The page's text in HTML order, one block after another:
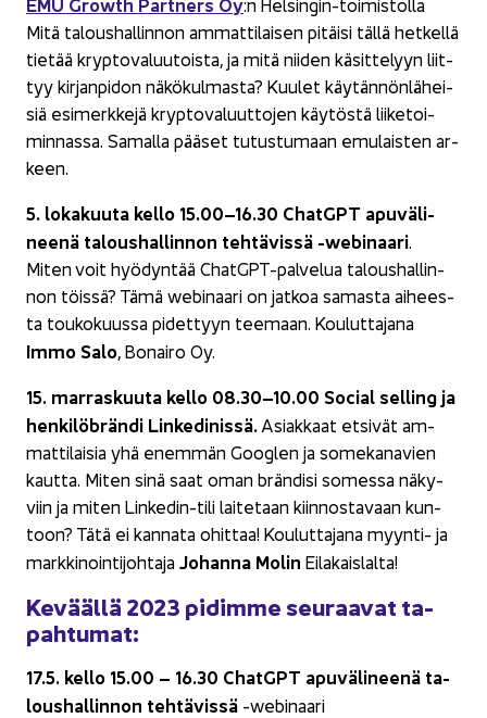
Mitä ta­lous­hal­lin­non am­mat­ti­lai­sen pi­täi­si tällä het­kel­lä
tie­tää kryp­to­va­luu­tois­ta, ja mitä nii­den kä­sit­te­lyyn liit­
tyy kir­jan­pi­don nä­kö­kul­mas­ta? Kuu­let käy­tän­nön­lä­hei­
siä esi­merk­ke­jä kryp­to­va­luut­to­jen käy­tös­tä lii­ke­toi­
min­nas­sa. Sa­mal­la pää­set tu­tus­tu­maan emu­lais­ten ar­
keen.
5. lo­ka­kuu­ta kello 15.00–16.30 ChatGPT apu­vä­li­
nee­nä ta­lous­hal­lin­non teh­tä­vis­sä -​webinaari.
Miten voit hyö­dyn­tää ChatGPT-​palvelua ta­lous­hal­lin­
non töis­sä? Tämä webinaari on jat­koa sa­mas­ta ai­hees­
ta tou­ko­kuus­sa pi­det­tyyn tee­maan. Kou­lut­ta­ja­na
Immo Salo, Bo­nai­ro Oy.
15. mar­ras­kuu­ta kello 08.30–10.00 Social sel­ling ja
hen­ki­löbrän­di Lin­ke­di­nis­sä.Asiak­kaat et­si­vät am­
mat­ti­lai­sia yhä enem­män Googlen ja so­me­ka­na­vien
kaut­ta. Miten sinä saat oman brän­di­si so­mes­sa nä­ky­
viin ja miten Linkedin-​tili lai­te­taan kiin­nos­ta­vaan kun­
toon? Tätä ei kan­na­ta ohit­taa! Kou­lut­ta­ja­na myynti-​ ja
mark­ki­noin­ti­joh­ta­ja Jo­han­na Molin Ei­la­kais­lal­ta!
Ke­vääl­lä 2023 pi­dim­me seu­raa­vat ta­
pah­tu­mat:
17.5. kello 15.00 – 16.30 ChatGPT apu­vä­li­nee­nä ta­
lous­hal­lin­non teh­tä­vis­sä -​webinaari